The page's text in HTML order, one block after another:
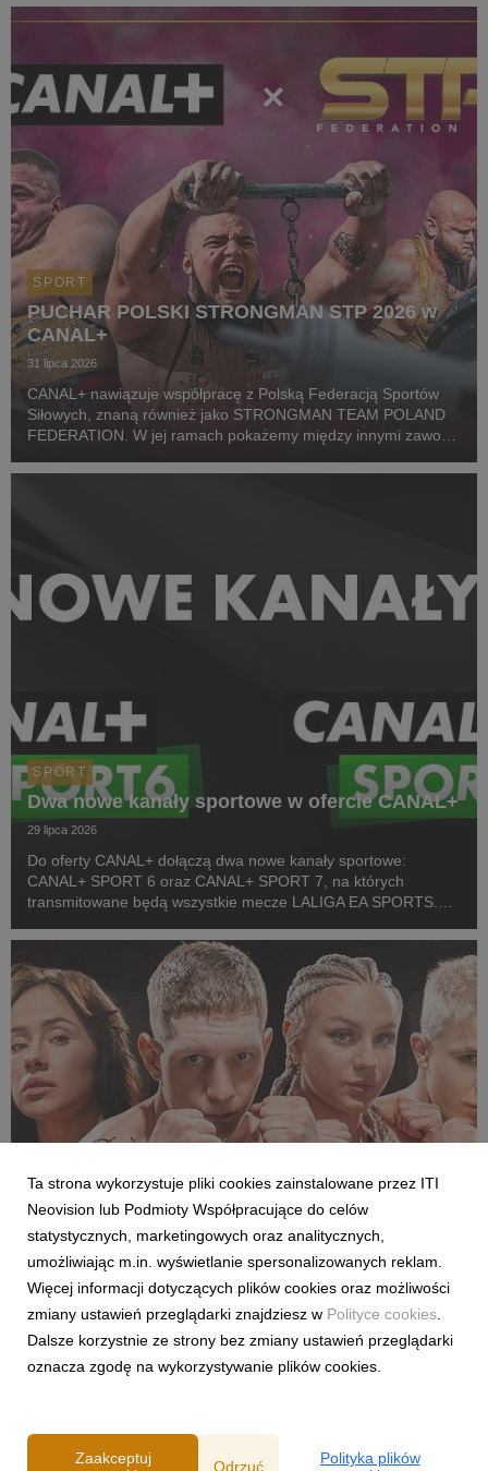
startowych naszego zawodnika podczas
SPORT
PUCHAR POLSKI STRONGMAN STP 2026 w
CANAL+
31 lipca 2026
CANAL+ nawiązuje współpracę z Polską Federacją Sportów
Siłowych, znaną również jako STRONGMAN TEAM POLAND
FEDERATION. W jej ramach pokażemy między innymi zawody
Pierwszym wydarzeniem prezentowanym w CANAL+ SPORT 5
SPORT
Dwa nowe kanały sportowe w ofercie CANAL+
29 lipca 2026
Do oferty CANAL+ dołączą dwa nowe kanały sportowe:
CANAL+ SPORT 6 oraz CANAL+ SPORT 7, na których
transmitowane będą wszystkie mecze LALIGA EA SPORTS.
pierwszej kolejki sezonu 2026/27 ligi hiszpańskiej, po formaln...
SPORT
Pełne walki półfinałowe „Projekt Fighter” już
w serwisie streamingowym CANAL+
29 lipca 2026
W serwisie streamingowym CANAL+ opublikowano dodatkowy,
bonusowy odcinek programu „Projekt Fighter”. Odpowiadając
na oczekiwania fanów MMA, CANAL+ udostępnił pełny
Ta strona wykorzystuje pliki cookies zainstalowane przez ITI
Neovision lub Podmioty Współpracujące do celów
statystycznych, marketingowych oraz analitycznych,
umożliwiając m.in. wyświetlanie spersonalizowanych reklam.
Więcej informacji dotyczących plików cookies oraz możliwości
zmiany ustawień przeglądarki znajdziesz w Polityce cookies
Dalsze korzystnie ze strony bez zmiany ustawień przeglądarki
oznacza zgodę na wykorzystywanie plików cookies.
Zaakceptuj
Odrzuć
Polityka plików